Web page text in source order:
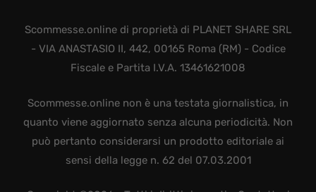
Scommesse.online di proprietà di PLANET SHARE SRL
- VIA ANASTASIO II, 442, 00165 Roma (RM) - Codice
Fiscale e Partita I.V.A. 13461621008
Scommesse.online non è una testata giornalistica, in
quanto viene aggiornato senza alcuna periodicità. Non
può pertanto considerarsi un prodotto editoriale ai
sensi della legge n. 62 del 07.03.2001